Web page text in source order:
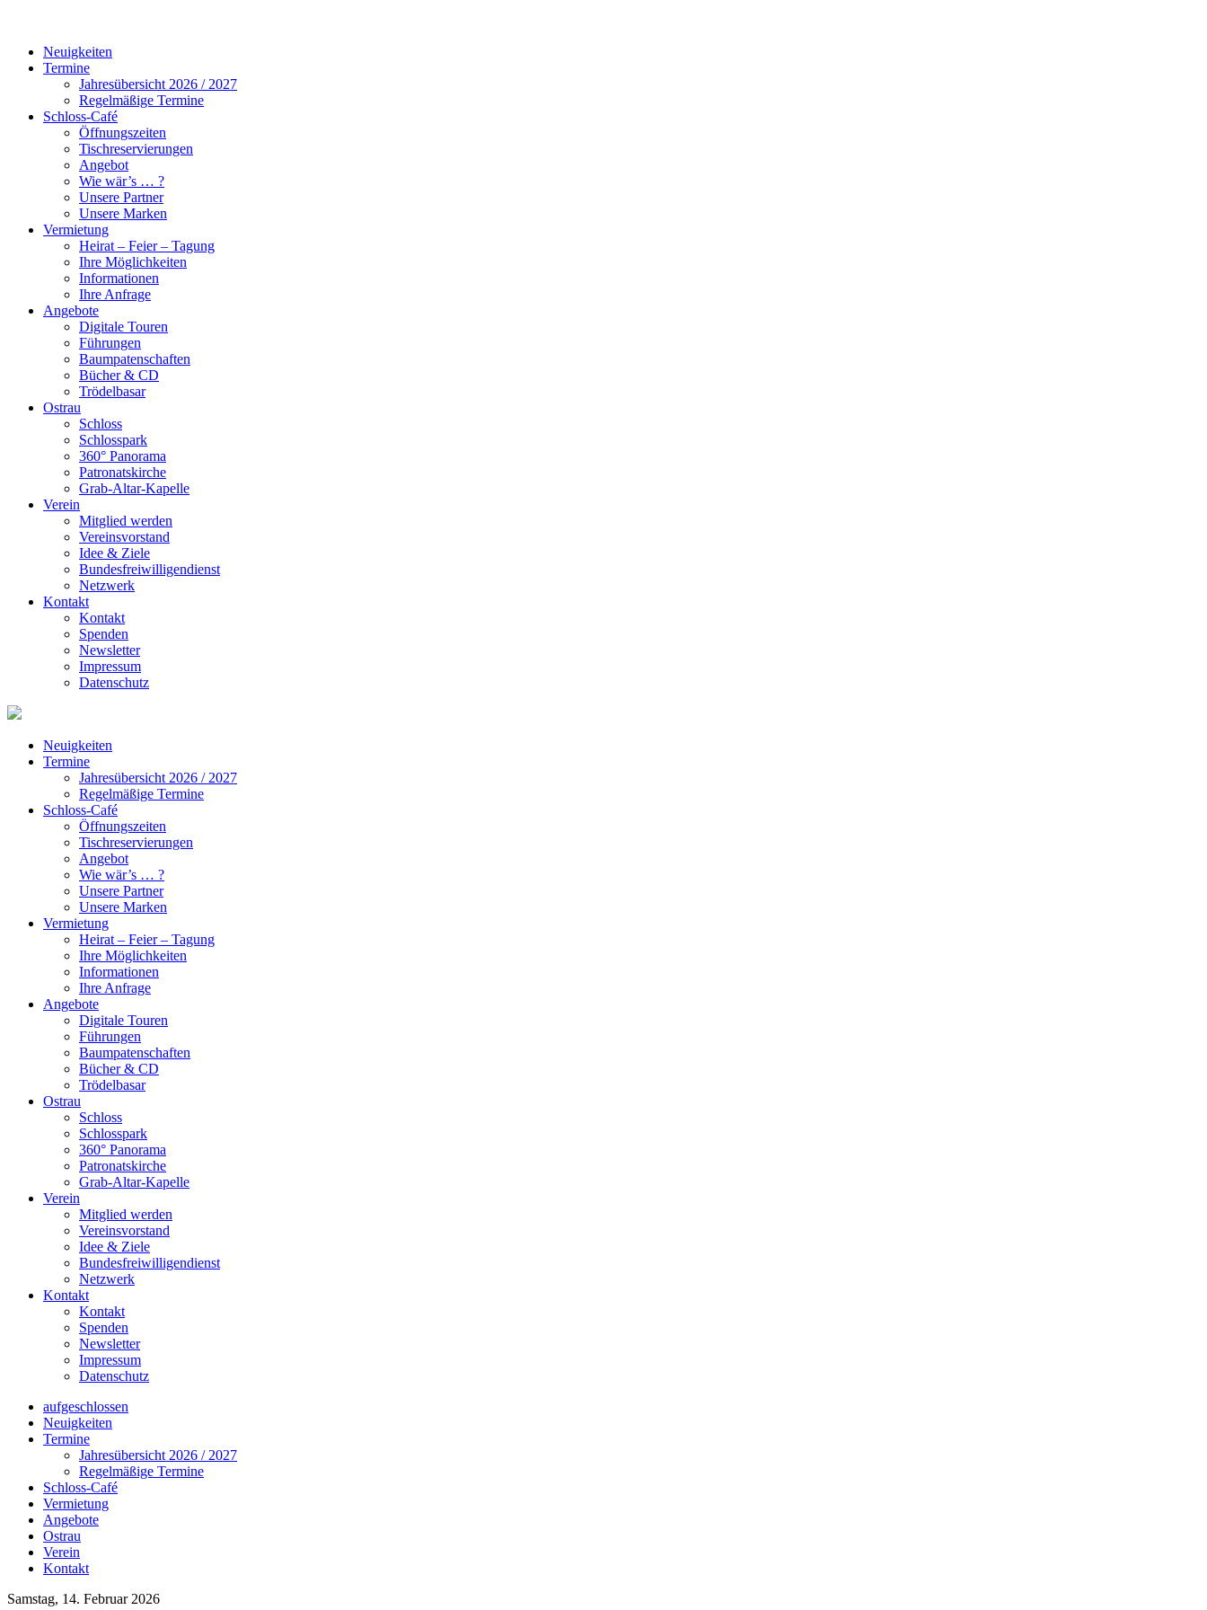
Neuigkeiten
Termine
Jahresübersicht 2026 / 2027
Regelmäßige Termine
Schloss-Café
Öffnungszeiten
Tischreservierungen
Angebot
Wie wär’s … ?
Unsere Partner
Unsere Marken
Vermietung
Heirat – Feier – Tagung
Ihre Möglichkeiten
Informationen
Ihre Anfrage
Angebote
Digitale Touren
Führungen
Baumpatenschaften
Bücher & CD
Trödelbasar
Ostrau
Schloss
Schlosspark
360° Panorama
Patronatskirche
Grab-Altar-Kapelle
Verein
Mitglied werden
Vereinsvorstand
Idee & Ziele
Bundesfreiwilligendienst
Netzwerk
Kontakt
Kontakt
Spenden
Newsletter
Impressum
Datenschutz
Neuigkeiten
Termine
Jahresübersicht 2026 / 2027
Regelmäßige Termine
Schloss-Café
Öffnungszeiten
Tischreservierungen
Angebot
Wie wär’s … ?
Unsere Partner
Unsere Marken
Vermietung
Heirat – Feier – Tagung
Ihre Möglichkeiten
Informationen
Ihre Anfrage
Angebote
Digitale Touren
Führungen
Baumpatenschaften
Bücher & CD
Trödelbasar
Ostrau
Schloss
Schlosspark
360° Panorama
Patronatskirche
Grab-Altar-Kapelle
Verein
Mitglied werden
Vereinsvorstand
Idee & Ziele
Bundesfreiwilligendienst
Netzwerk
Kontakt
Kontakt
Spenden
Newsletter
Impressum
Datenschutz
aufgeschlossen
Neuigkeiten
Termine
Jahresübersicht 2026 / 2027
Regelmäßige Termine
Schloss-Café
Vermietung
Angebote
Ostrau
Verein
Kontakt
Samstag, 14. Februar 2026